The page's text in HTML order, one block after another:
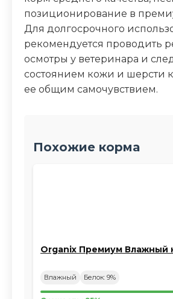
позиционирование в
Для долгосрочного
рекомендуется проводить
осмотры у ветеринара и
состоянием кожи и шерсти
ее общим самочувствием.
Похожие корма
Organix Премиум Влажный
Влажный Белок: 9%